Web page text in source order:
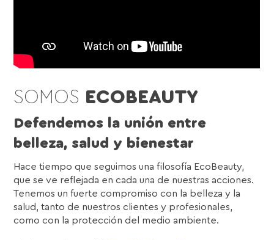
SOMOS ECOBEAUTY
Defendemos la unión entre
belleza, salud y bienestar
Hace tiempo que seguimos una filosofía EcoBeauty,
que se ve reflejada en cada una de nuestras acciones.
Tenemos un fuerte compromiso con la belleza y la
salud, tanto de nuestros clientes y profesionales,
como con la protección del medio ambiente.